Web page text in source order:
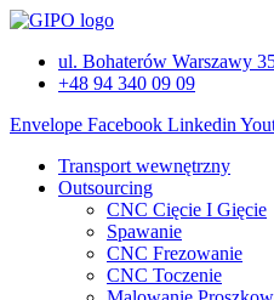
Przejdź
treści
ul. Bohaterów Warszawy
+48 94 340 09 09
Envelope Facebook Linkedin
Transport wewnętrzny
Outsourcing
CNC Cięcie I Gięcie
Spawanie
CNC Frezowanie
CNC Toczenie